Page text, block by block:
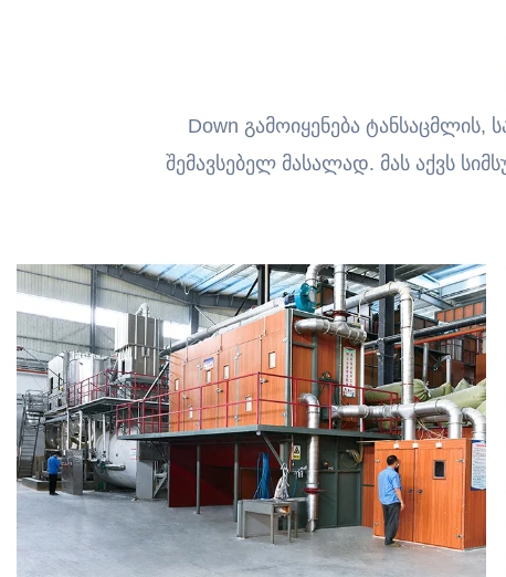
Down გამოიყენება ტანსაცმლის,
შემავსებელ მასალად. მას აქვს